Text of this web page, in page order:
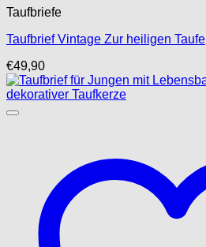
Taufbriefe
Taufbrief Vintage Zur heiligen Taufe
€49,90